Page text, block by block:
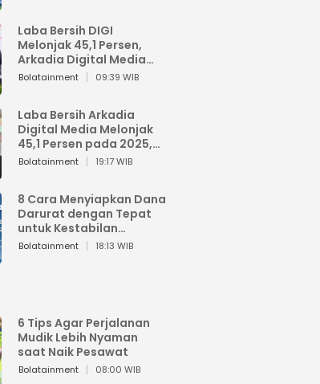
Laba Bersih DIGI
Melonjak 45,1 Persen,
Arkadia Digital Media
Perkuat Bisnis AI dan
Bolatainment 09:39 WIB
Laba Bersih Arkadia
Digital Media Melonjak
45,1 Persen pada 2025,
Sentuh Rp1,76 Miliar
Bolatainment 19:17 WIB
8 Cara Menyiapkan Dana
Darurat dengan Tepat
untuk Kestabilan
Keuangan
Bolatainment 18:13 WIB
6 Tips Agar Perjalanan
Mudik Lebih Nyaman
saat Naik Pesawat
Bolatainment 08:00 WIB